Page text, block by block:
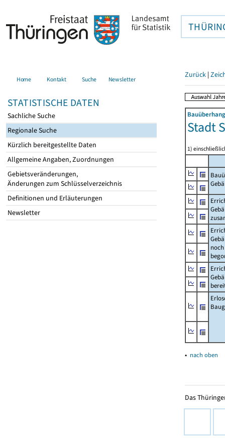
Home Kontakt Suche Newsletter
STATISTISCHE DATEN
Sachliche Suche
Regionale Suche
Kürzlich bereitgestellte Daten
Allgemeine Angaben, Zuordnungen
Gebietsveränderungen,
Änderungen zum Schlüsselverzeichnis
Definitionen und Erläuterungen
Newsletter
Zurück |
Stadt
1)
▴ nach oben
Das